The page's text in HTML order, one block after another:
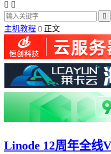
 

主机教程  正文
Linode 12周年全线